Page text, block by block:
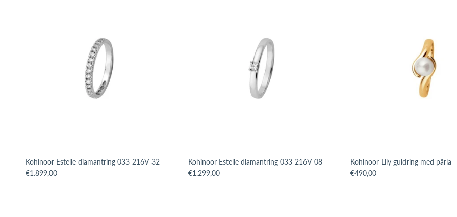
Kohinoor Estelle diamantring 033-216V-32
Translation missing: sv.products.product.price.regular_price
€1.899,00
Kohinoor Estelle diamantring 033-216V-08
Translation missing: sv.products.product.price.regular_price
€1.299,00
Kohinoor Lily guldring med pärla
Translation missing:
€490,00